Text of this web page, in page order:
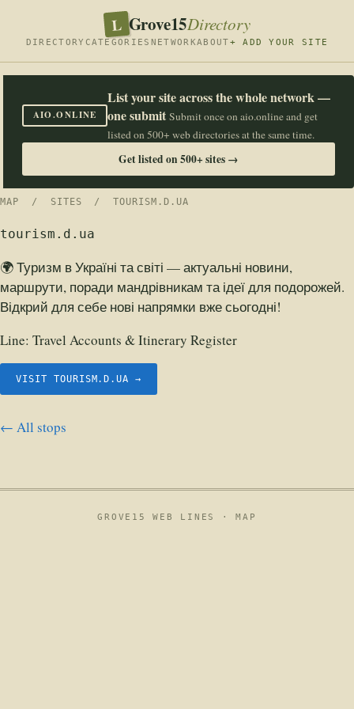
L Grove15Directory
DIRECTORY CATEGORIES NETWORKABOUT+ ADD YOUR SITE
AIO.ONLINE
List your site across the whole network —
one submit Submit once on aio.online and get
listed on 500+ web directories at the same time.
Get listed on 500+ sites →
MAP / SITES / TOURISM.D.UA
tourism.d.ua
🌍 Туризм в Україні та світі — актуальні новини,
маршрути, поради мандрівникам та ідеї для подорожей.
Відкрий для себе нові напрямки вже сьогодні!
Line: Travel Accounts & Itinerary Register
VISIT TOURISM.D.UA →
← All stops
GROVE15 WEB LINES ·MAP